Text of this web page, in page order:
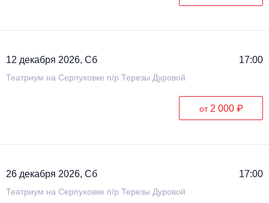
12 декабря 2026, Сб 17:00
Театриум на Серпуховке п/р Терезы Дуровой
от 2 000 ₽
26 декабря 2026, Сб 17:00
Театриум на Серпуховке п/р Терезы Дуровой